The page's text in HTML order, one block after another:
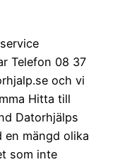
Telefon 08 37
och vi
Hitta till
Datorhjälps
en mängd olika
som inte